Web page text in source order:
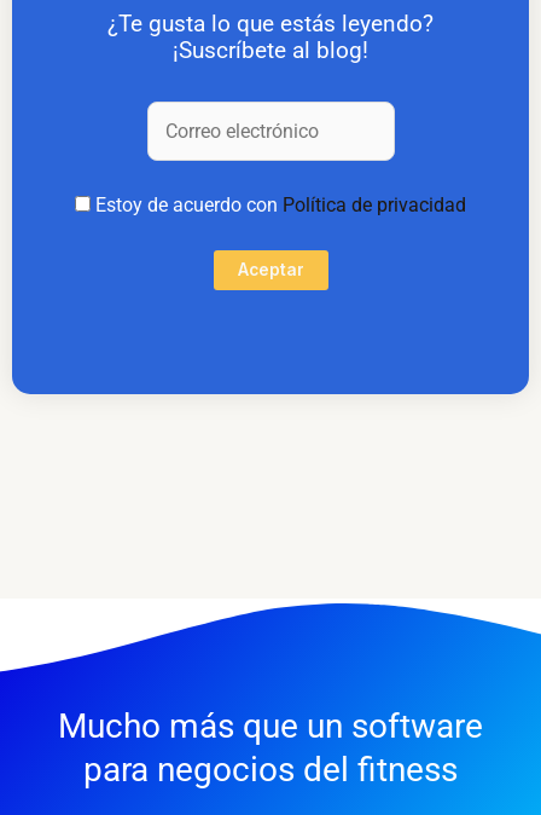
¿Te gusta lo que estás leyendo?
¡Suscríbete al blog!
Estoy de acuerdo con Política de privacidad
Aceptar
Mucho más que un software
para negocios del fitness